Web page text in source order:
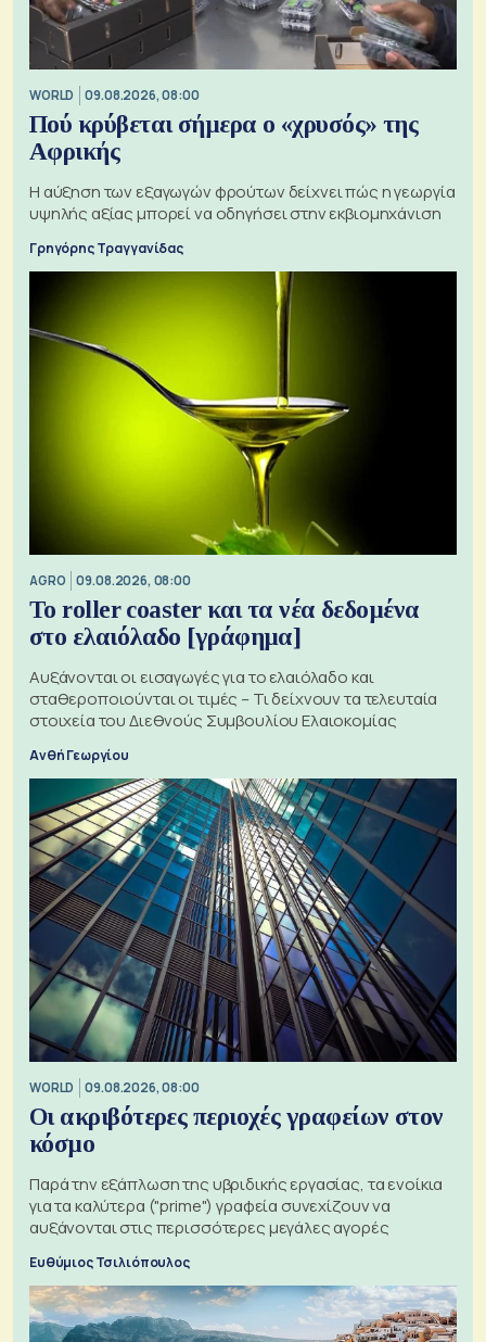
WORLD 09.08.2026, 08:00
Πού κρύβεται σήμερα ο «χρυσός» της
Αφρικής
Η αύξηση των εξαγωγών φρούτων δείχνει πώς η γεωργία
υψηλής αξίας μπορεί να οδηγήσει στην εκβιομηχάνιση
Γρηγόρης Τραγγανίδας
AGRO 09.08.2026, 08:00
Το roller coaster και τα νέα δεδομένα
στο ελαιόλαδο [γράφημα]
Αυξάνονται οι εισαγωγές για το ελαιόλαδο και
σταθεροποιούνται οι τιμές – Τι δείχνουν τα τελευταία
στοιχεία του Διεθνούς Συμβουλίου Ελαιοκομίας
Ανθή Γεωργίου
WORLD 09.08.2026, 08:00
Οι ακριβότερες περιοχές γραφείων στον
κόσμο
Παρά την εξάπλωση της υβριδικής εργασίας, τα ενοίκια
για τα καλύτερα ("prime") γραφεία συνεχίζουν να
αυξάνονται στις περισσότερες μεγάλες αγορές
Ευθύμιος Τσιλιόπουλος